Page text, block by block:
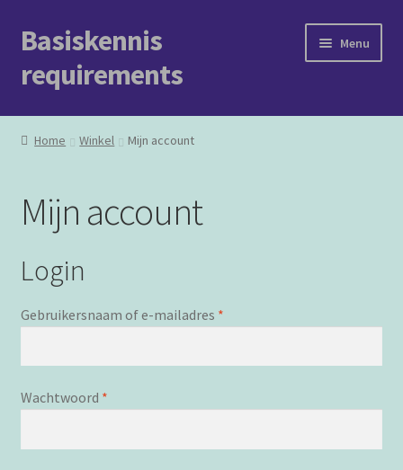
Ga
door
naar
Ga
naar
de
Basiskennis
requirements
Menu
Welkom
Het boek
Opleidingen
Home Winkel Mijn account
Mijn account
Login
Gebruikersnaam of e-mailadres *Vereist
Wachtwoord *Vereist